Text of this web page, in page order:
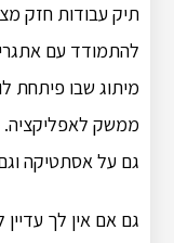
תיק עבודות חזק
להתמודד עם
מיתוג שבו פיתחת
ממשק
גם על אסתטיקה וגם
גם אם אין לך